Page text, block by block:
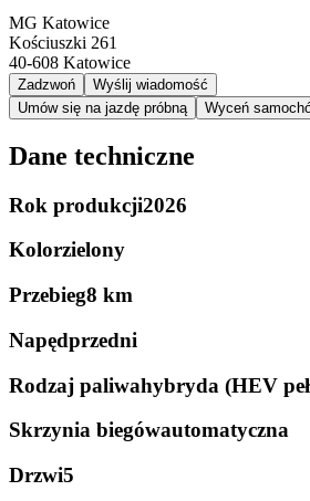
MG Katowice
Kościuszki 261
40-608 Katowice
Zadzwoń
Wyślij wiadomość
Umów się na jazdę próbną
Wyceń
Dane techniczne
Rok produkcji2026
Kolorzielony
Przebieg8 km
Napędprzedni
Rodzaj paliwahybryda (HEV
Skrzynia biegówautomatyczna
Drzwi5